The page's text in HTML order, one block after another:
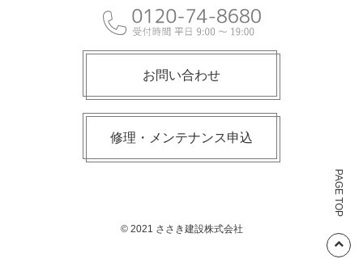
PAGE TOP
お問い合わせ
修理・メンテナンス申込
© 2021 ささき建設株式会社